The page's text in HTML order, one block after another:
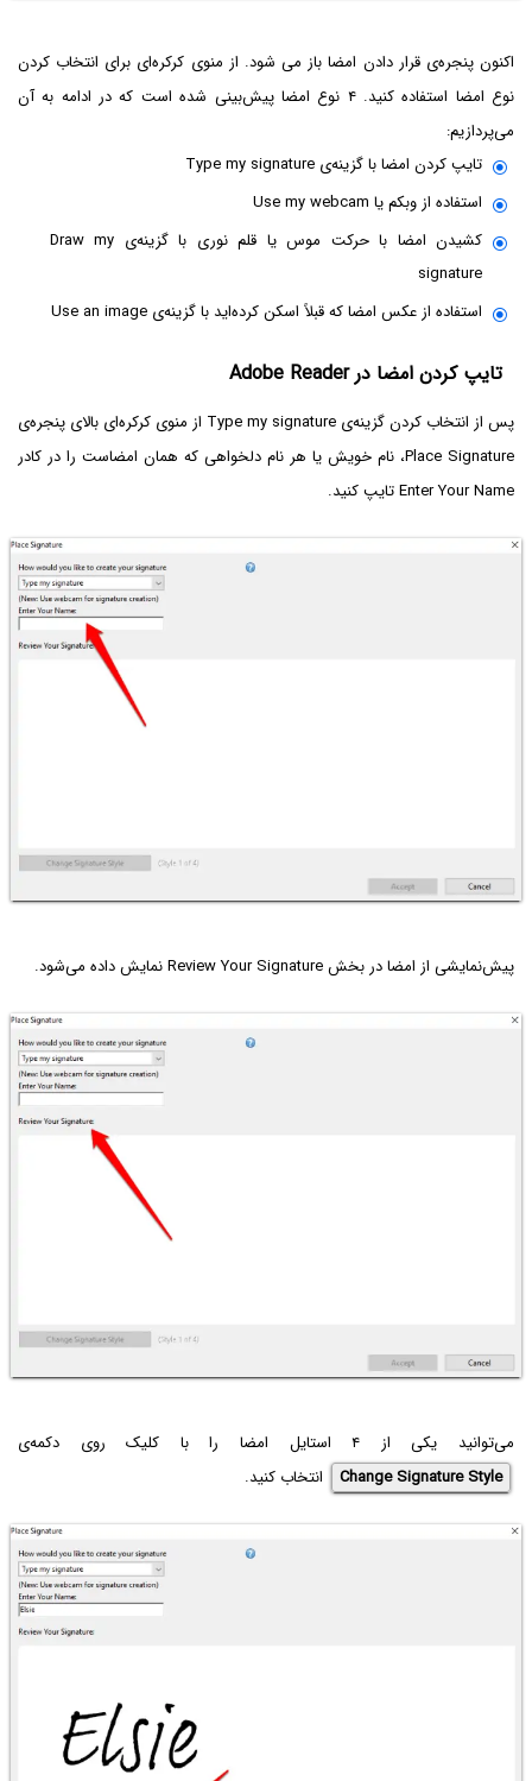
اکنون پنجره‌ی قرار دادن امضا باز می شود. از منوی کرکره‌ای برای انتخاب کردن
نوع امضا استفاده کنید. ۴ نوع امضا پیش‌بینی شده است که در ادامه به آن
می‌پردازیم:
تایپ کردن امضا با گزینه‌ی Type my signature
استفاده از وبکم یا Use my webcam
کشیدن امضا با حرکت موس یا قلم نوری با گزینه‌ی Draw my
signature
استفاده از عکس امضا که قبلاً اسکن کرده‌اید با گزینه‌ی Use an image
تایپ کردن امضا در Adobe Reader
پس از انتخاب کردن گزینه‌ی Type my signature از منوی کرکره‌ای بالای پنجره‌ی
Place Signature، نام خویش یا هر نام دلخواهی که همان امضاست را در کادر
Enter Your Name تایپ کنید.
پیش‌نمایشی از امضا در بخش Review Your Signature نمایش داده می‌شود.
می‌توانید یکی از ۴ استایل امضا را با کلیک روی دکمه‌ی
Change Signature Style
انتخاب کنید.